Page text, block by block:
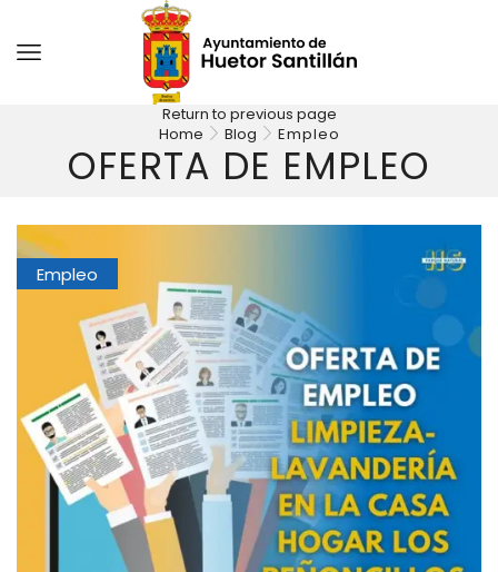
Return to previous page
Home
Blog Empleo
OFERTA DE EMPLEO
Empleo